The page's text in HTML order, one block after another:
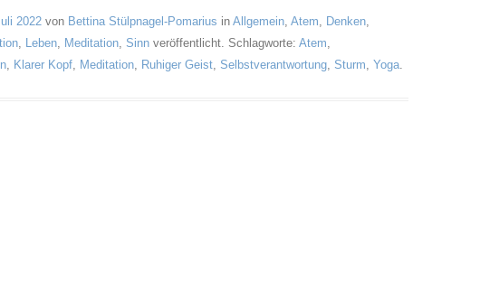
2022 von Bettina Stülpnagel-Pomarius in Allgemein, Atem, Denken,
, Leben, Meditation, Sinn veröffentlicht. Schlagworte: Atem,
, Klarer Kopf, Meditation, Ruhiger Geist, Selbstverantwortung, Sturm, Yoga.